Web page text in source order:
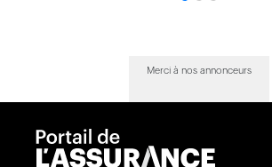
Merci à nos annonceurs